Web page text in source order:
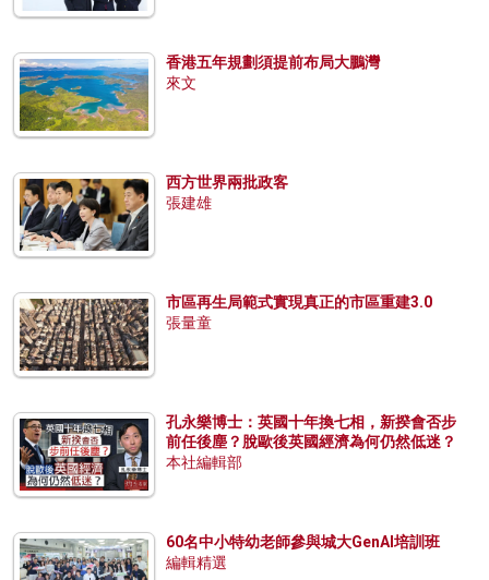
香港五年規劃須提前布局大鵬灣
來文
西方世界兩批政客
張建雄
市區再生局範式實現真正的市區重建3.0
張量童
孔永樂博士：英國十年換七相，新揆會否步
前任後塵？脫歐後英國經濟為何仍然低迷？
本社編輯部
60名中小特幼老師參與城大GenAI培訓班
編輯精選